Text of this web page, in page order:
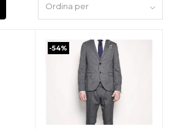
Ordina per
-54%